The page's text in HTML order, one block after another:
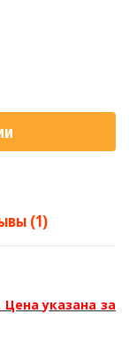
(1)
указана за